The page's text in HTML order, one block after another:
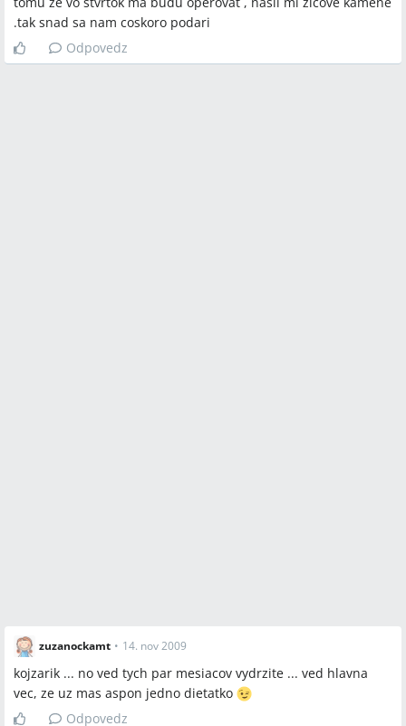
.tak snad sa nam coskoro podari
Odpovedz
zuzanockamt • 14. nov 2009
kojzarik ... no ved tych par mesiacov vydrzite ... ved hlavna
vec, ze uz mas aspon jedno dietatko
Odpovedz